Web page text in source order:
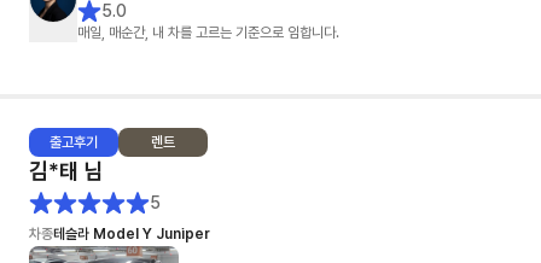
5.0
매일, 매순간, 내 차를 고르는 기준으로 임합니다.
출고후기 렌트
김*태 님
5
차종테슬라 Model Y Juniper